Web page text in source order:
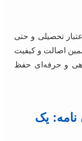
تحصیلی و حتی
اصالت و کیفیت
و حرفه‌ای حفظ
نامه: یک